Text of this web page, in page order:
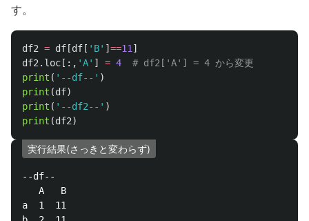
す。
df2 = df [df [ ' B' ] ==11]
df2. loc [:, 'A' ] = 4
print ( ' --df-- ' )
print (df)
print ( ' --df2-- ' )
print (df2)
実行結果(さっきと変わらず)
--df--
   A   B
a  1  11